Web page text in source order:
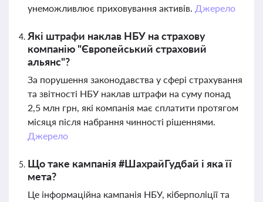
унеможливлює приховування активів. Джерело
Які штрафи наклав НБУ на страхову
компанію "Європейський страховий
альянс"?
За порушення законодавства у сфері страхування
та звітності НБУ наклав штрафи на суму понад
2,5 млн грн, які компанія має сплатити протягом
місяця після набрання чинності рішеннями.
Джерело
Що таке кампанія #ШахрайГудбай і яка її
мета?
Це інформаційна кампанія НБУ, кіберполіції та